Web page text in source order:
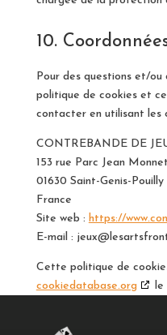
10.
Pour des questions et/ou
politique de cookies et
contacter en utilisant les
CONTREBANDE DE
153 rue Parc Jean Monnet
01630 Saint-Genis-Pouilly
France
Site web : https://
E-mail : jeux@
Cette politique de
cookiedatabase.org
le